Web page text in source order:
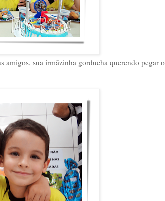
amigos, sua irmãzinha gorducha querendo pegar o